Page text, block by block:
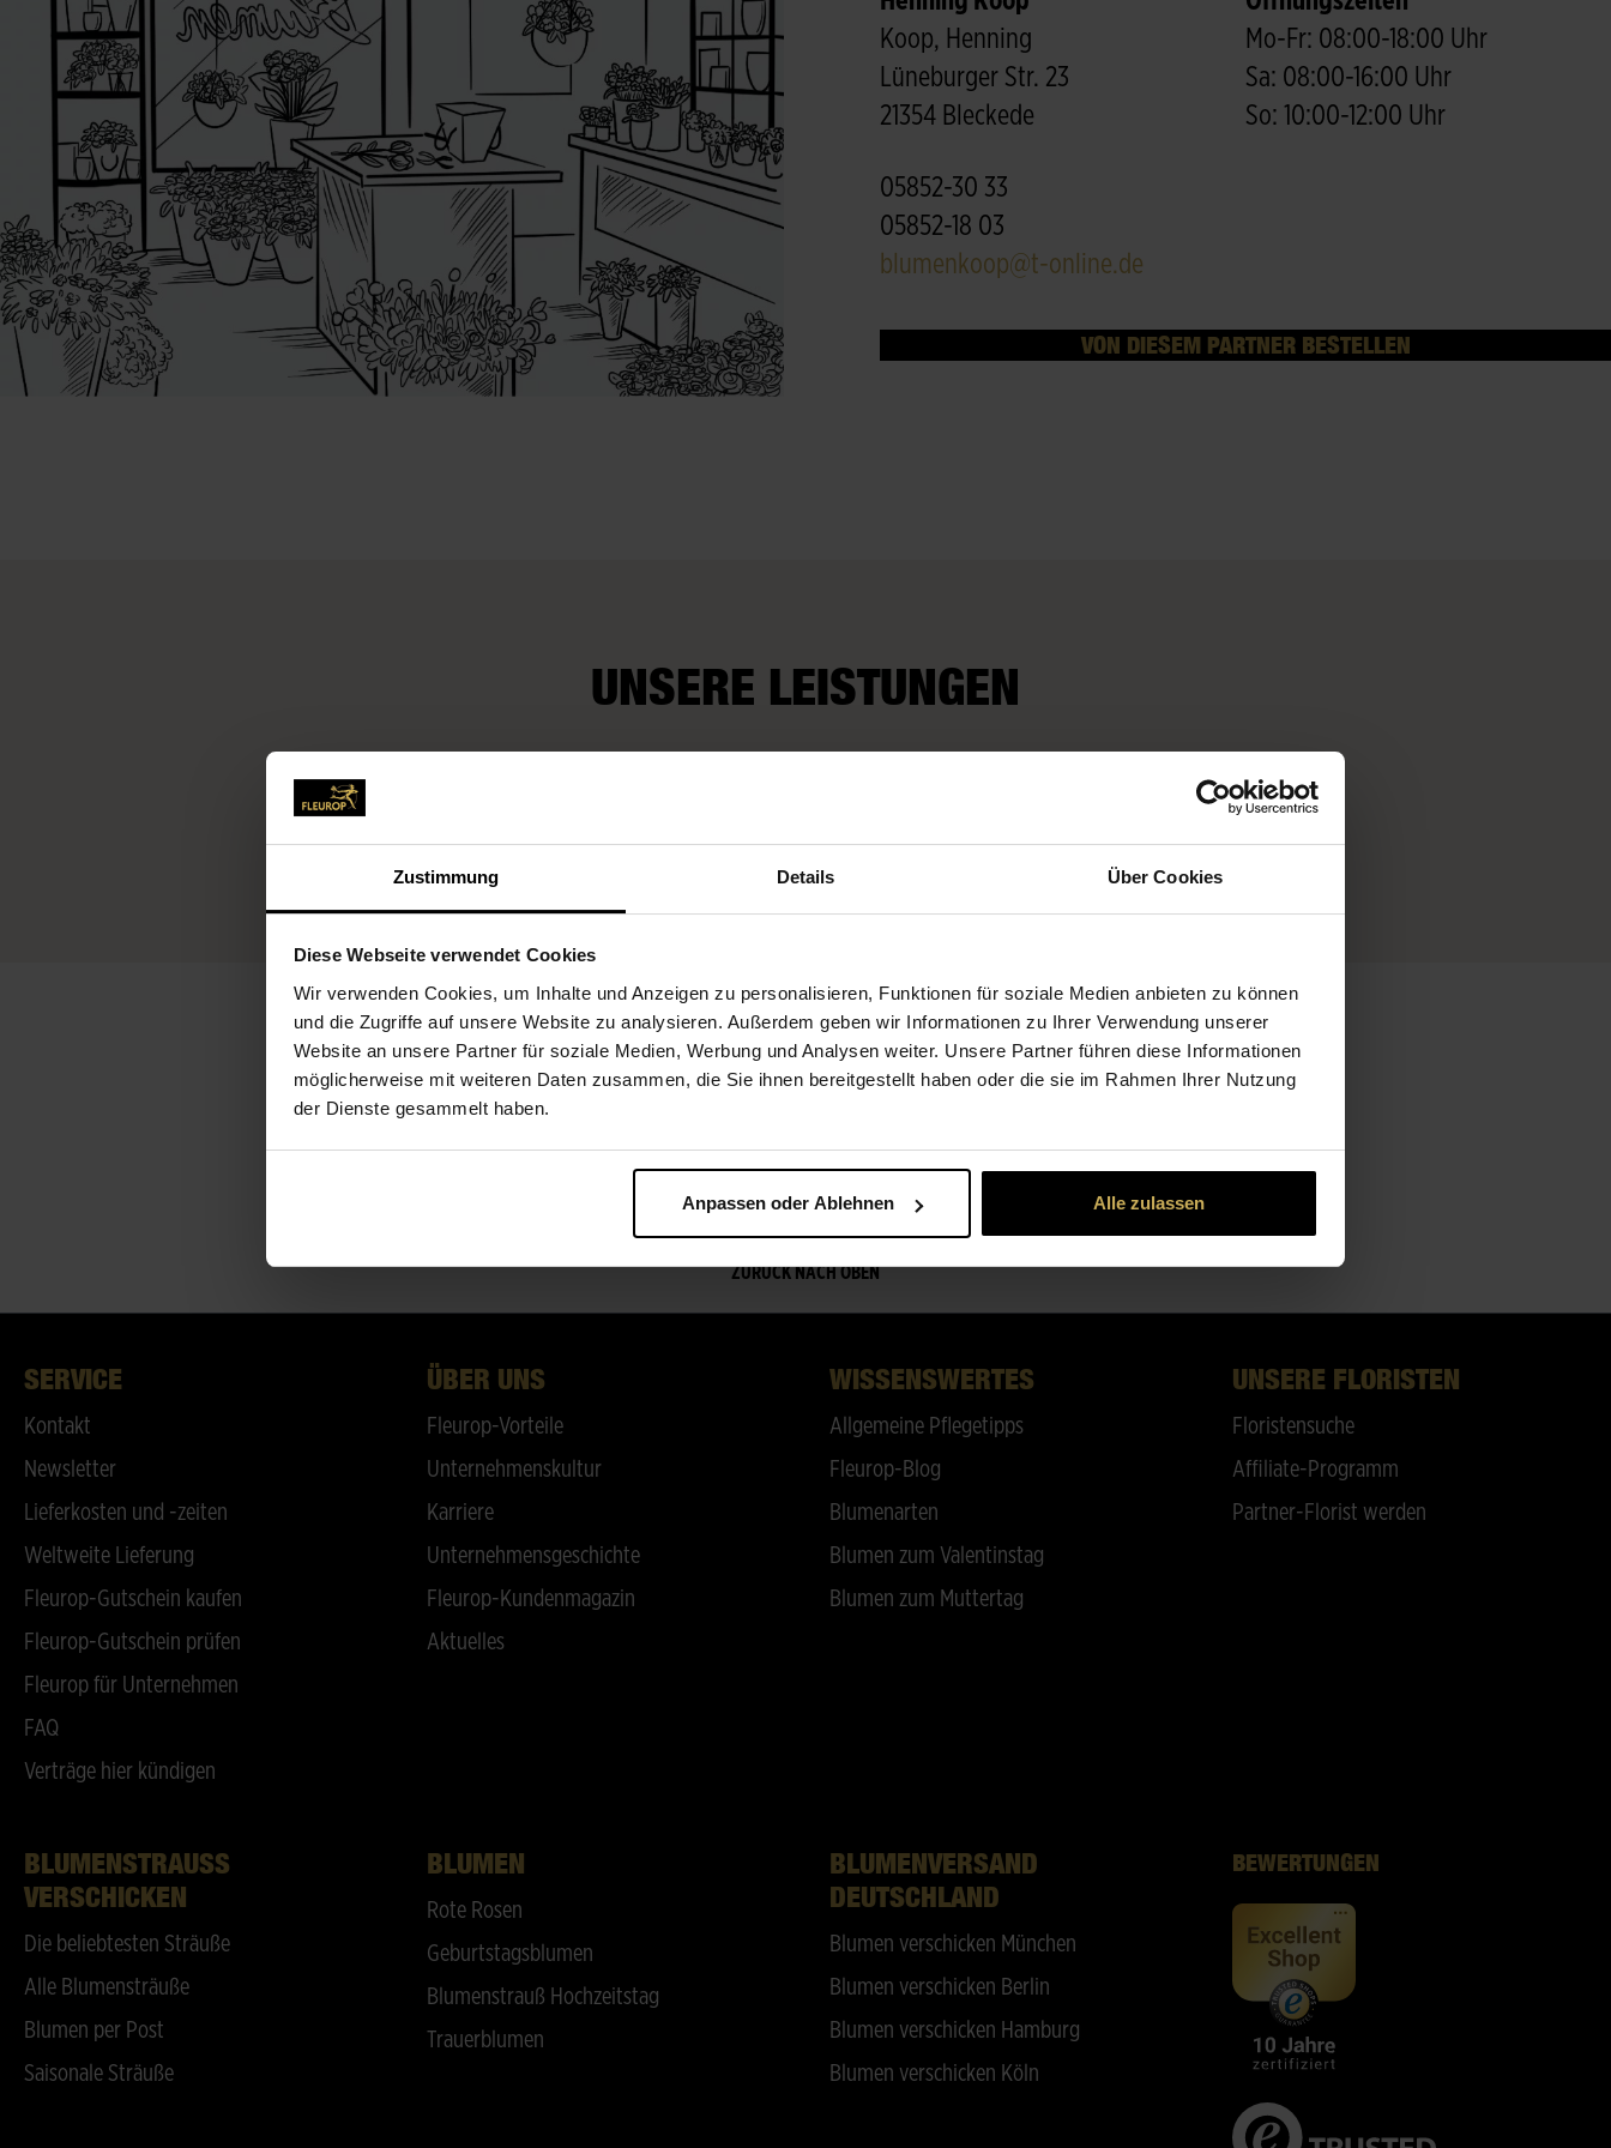
Zustimmung Details Über Cookies
Diese Webseite verwendet Cookies
Wir verwenden Cookies, um Inhalte und Anzeigen zu personalisieren, Funktionen für soziale Medien anbieten zu können
und die Zugriffe auf unsere Website zu analysieren. Außerdem geben wir Informationen zu Ihrer Verwendung unserer
Website an unsere Partner für soziale Medien, Werbung und Analysen weiter. Unsere Partner führen diese Informationen
möglicherweise mit weiteren Daten zusammen, die Sie ihnen bereitgestellt haben oder die sie im Rahmen Ihrer Nutzung
der Dienste gesammelt haben.
Anpassen oder Ablehnen Alle zulassen
Koop, Henning
Lüneburger Str. 23
21354 Bleckede
05852-30 33
05852-18 03
blumenkoop@t-online.de
Mo-Fr: 08:00-18:00 Uhr
Sa: 08:00-16:00 Uhr
So: 10:00-12:00 Uhr
VON DIESEM PARTNER BESTELLEN
UNSERE LEISTUNGEN
Wünsche
ÜBER UNS
Meisterbetrieb
ZURÜCK NACH OBEN
SERVICE
Kontakt
Newsletter
Lieferkosten und -zeiten
Weltweite Lieferung
Fleurop-Gutschein kaufen
Fleurop-Gutschein prüfen
Fleurop für Unternehmen
FAQ
Verträge hier kündigen
ÜBER UNS
Fleurop-Vorteile
Unternehmenskultur
Karriere
Unternehmensgeschichte
Fleurop-Kundenmagazin
Aktuelles
WISSENSWERTES
Allgemeine Pflegetipps
Fleurop-Blog
Blumenarten
Blumen zum Valentinstag
Blumen zum Muttertag
UNSERE FLORISTEN
Floristensuche
Affiliate-Programm
Partner-Florist werden
BLUMENSTRAUSS V
ERSCHICKEN
Die beliebtesten Sträuße
Alle Blumensträuße
Blumen per Post
Saisonale Sträuße
BLUMEN
Rote Rosen
Geburtstagsblumen
Blumenstrauß Hochzeitstag
Trauerblumen
BLUMENVERSAND
DEUTSCHLAND
Blumen verschicken München
Blumen verschicken Berlin
Blumen verschicken Hamburg
Blumen verschicken Köln
BEWERTUNGEN